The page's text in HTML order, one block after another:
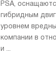
PSA,
гибридным
уровнем
компании в
и ...